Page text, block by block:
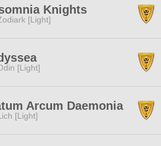
Knights
[Light]
[Light]
Arcum Daemonia
[Light]